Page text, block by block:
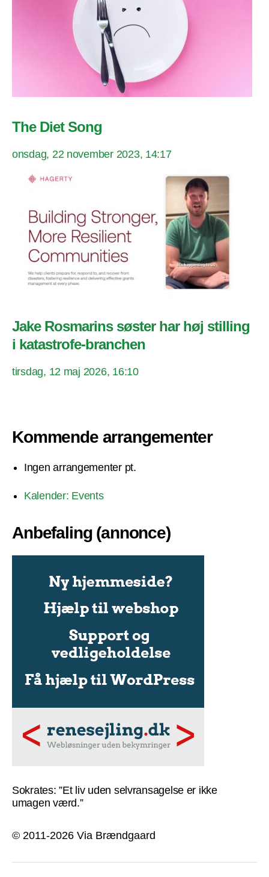
The Diet Song
onsdag, 22 november 2023, 14:17
Jake Rosmarins søster har høj stilling
i katastrofe-branchen
tirsdag, 12 maj 2026, 16:10
Kommende arrangementer
Ingen arrangementer pt.
Kalender: Events
Anbefaling (annonce)
Sokrates: ”Et liv uden selvransagelse er ikke
umagen værd.”
© 2011-2026 Via Brændgaard